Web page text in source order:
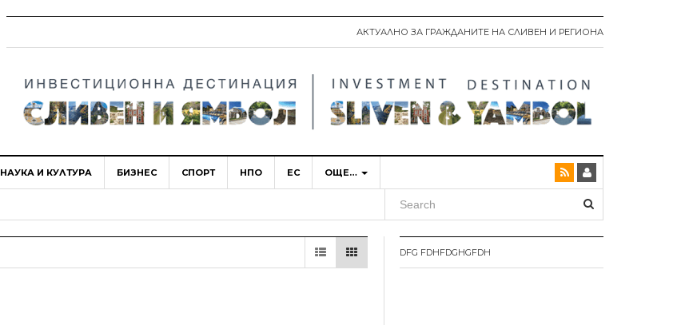
АКТУАЛНО ЗА ГРАЖДАНИТЕ НА СЛИВЕН И РЕГИОНА
НАУКА И КУЛТУРА БИЗНЕС СПОРТ НПО ЕС ОЩЕ…
DFG FDHFDGHGFDH